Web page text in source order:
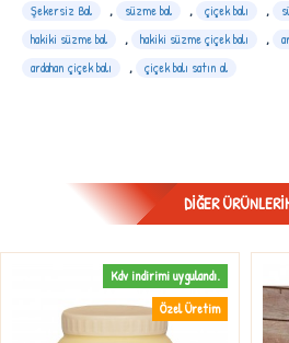
Şekersiz Bal
, süzme bal , çiçek balı ,
hakiki süzme bal
, hakiki süzme çiçek balı ,
ardahan çiçek balı
, çiçek balı satın al
DIĞER
Özel Üretim
Kdv indirimi uygulandı.